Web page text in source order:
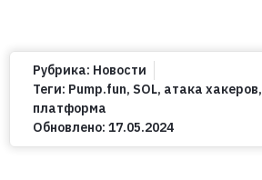
Рубрика: Новости
Теги: Pump.fun, SOL, атака хакеров,
платформа
Обновлено: 17.05.2024